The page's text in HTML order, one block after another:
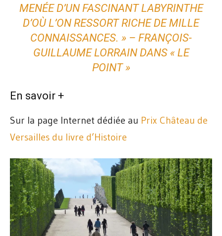
MENÉE D’UN FASCINANT LABYRINTHE
D’OÙ L’ON RESSORT RICHE DE MILLE
CONNAISSANCES. » – FRANÇOIS-
GUILLAUME LORRAIN DANS « LE
POINT »
En savoir +
Sur la page Internet dédiée au Prix Château de
Versailles du livre d’Histoire